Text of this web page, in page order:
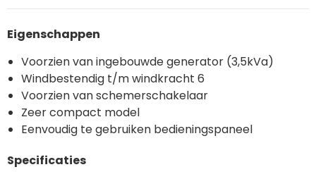
Eigenschappen
Voorzien van ingebouwde generator (3,5kVa)
Windbestendig t/m windkracht 6
Voorzien van schemerschakelaar
Zeer compact model
Eenvoudig te gebruiken bedieningspaneel
Specificaties